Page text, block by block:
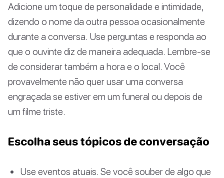
Adicione um toque de personalidade e intimidade,
dizendo o nome da outra pessoa ocasionalmente
durante a conversa. Use perguntas e responda ao
que o ouvinte diz de maneira adequada. Lembre-se
de considerar também a hora e o local. Você
provavelmente não quer usar uma conversa
engraçada se estiver em um funeral ou depois de
um filme triste.
Escolha seus tópicos de conversação
Use eventos atuais. Se você souber de algo que